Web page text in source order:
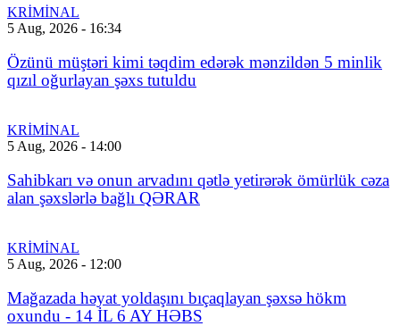
KRİMİNAL
5 Aug, 2026 - 16:34
Özünü müştəri kimi təqdim edərək mənzildən 5 minlik
qızıl oğurlayan şəxs tutuldu
KRİMİNAL
5 Aug, 2026 - 14:00
Sahibkarı və onun arvadını qətlə yetirərək ömürlük cəza
alan şəxslərlə bağlı QƏRAR
KRİMİNAL
5 Aug, 2026 - 12:00
Mağazada həyat yoldaşını bıçaqlayan şəxsə hökm
oxundu - 14 İL 6 AY HƏBS